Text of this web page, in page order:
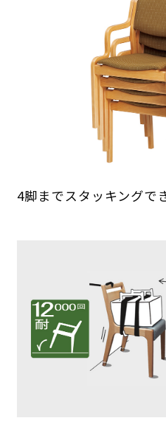
4脚までスタッキングで